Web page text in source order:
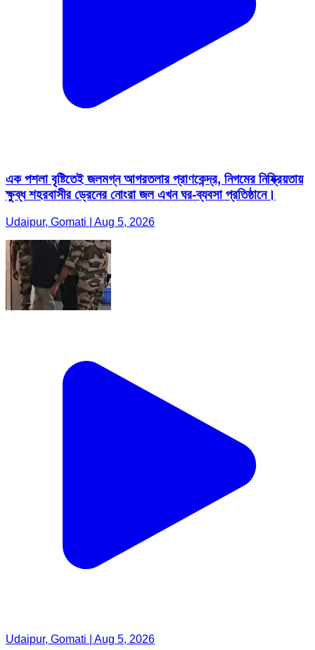
এক পশলা বৃষ্টিতেই জলমগ্ন আগরতলার প্রাণকেন্দ্র, নিগমের নিষ্ক্রিয়তায়
ক্ষুব্ধ শহরবাসীর ড্রেনের নোংরা জল এখন ঘর-ব্যবসা প্রতিষ্ঠানে।
Udaipur, Gomati | Aug 5, 2026
Udaipur, Gomati | Aug 5, 2026